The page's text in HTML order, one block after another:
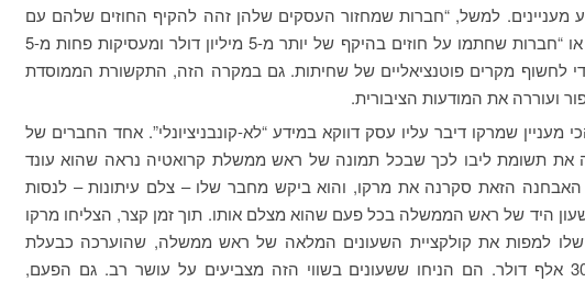
מעניינים. למשל, “חברות שמחזור העסקים שלהן זהה להקיף החוזים שלהם עם
הממשלה” או “חברות שחתמו על חוזים בהיקף של יותר מ-5 מיליון דולר ומעסיקות פחות מ-5
לחשוף מקרים פוטנציאליים של שחיתות. גם במקרה הזה, התקשורת הממוסדת
ועוררה את המודעות הציבורית.
מעניין שמרקו דיבר עליו עסק דווקא במידע “לא-קונבניציונלי”. אחד החברים של
את תשומת ליבו לכך שבכל תמונה של ראש ממשלת קרואטיה נראה שהוא עונד
הזאת סקרנה את מרקו, והוא ביקש מחבר שלו – צלם עיתונות – לנסות
היד של ראש הממשלה בכל פעם שהוא מצלם אותו. תוך זמן קצר, הצליחו מרקו
שלו למפות את קולקציית השעונים המלאה של ראש ממשלה, שהוערכה כבעלת
שווי של 300 אלף דולר. הם הניחו ששעונים בשווי הזה מצביעים על עושר רב. גם הפעם,